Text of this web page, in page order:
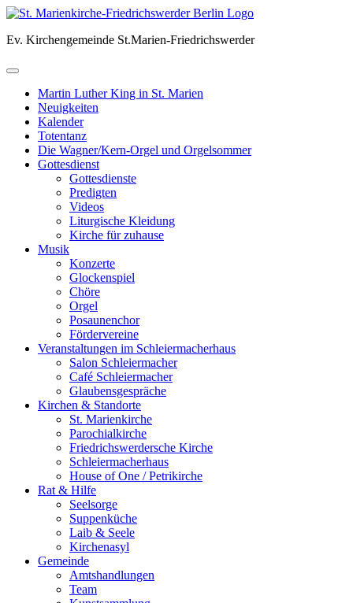
Skip
content
Ev. Kirchengemeinde St.Marien-Friedrichswerder
Martin Luther King in St. Marien
Neuigkeiten
Kalender
Totentanz
Die Wagner/Kern-Orgel und Orgelsommer
Gottesdienst
Gottesdienste
Predigten
Videos
Liturgische Kleidung
Kirche für zuhause
Musik
Konzerte
Glockenspiel
Chöre
Orgel
Posaunenchor
Fördervereine
Veranstaltungen im Schleiermacherhaus
Salon Schleiermacher
Café Schleiermacher
Glaubensgespräche
Kirchen & Standorte
St. Marienkirche
Parochialkirche
Friedrichswerdersche Kirche
Schleiermacherhaus
House of One / Petrikirche
Rat & Hilfe
Seelsorge
Suppenküche
Laib & Seele
Kirchenasyl
Gemeinde
Amtshandlungen
Team